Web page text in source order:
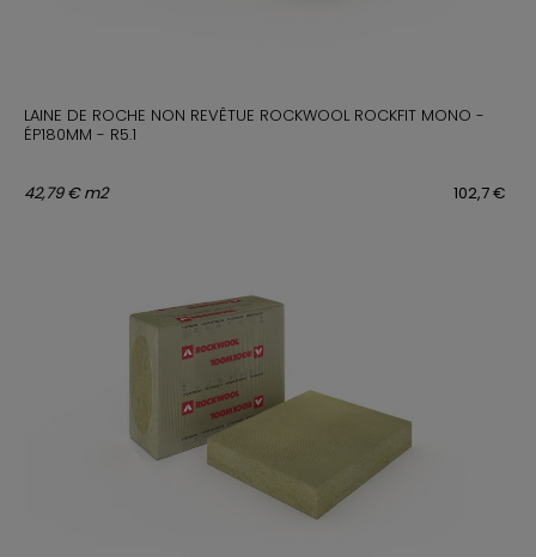
LAINE DE ROCHE NON REVÊTUE ROCKWOOL ROCKFIT MONO -
ÉP180MM - R5.1
102,7 €
42,79 € m2